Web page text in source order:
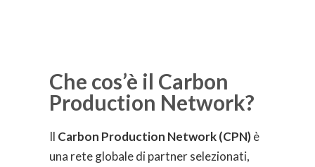
Che cos’è il Carbon
Production Network?
Il Carbon Production Network (CPN)è
una rete globale di partner selezionati,